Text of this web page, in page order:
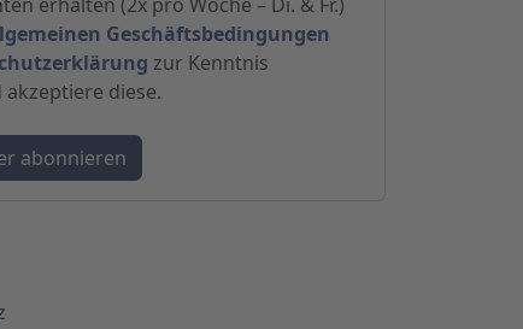
Geschäftsbedingungen
zur Kenntnis
diese.